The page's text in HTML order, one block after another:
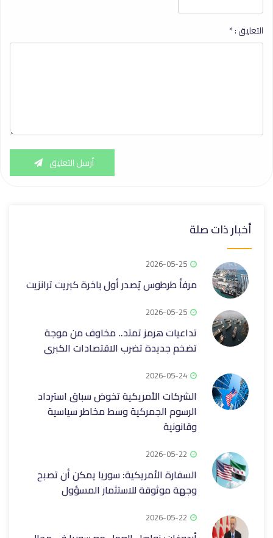
التعليق :*
أرسل التعليق
أخبار ذات صلة
2026-05-25
مرفأ طرطوس يُصدر أول باخرة كبريت ترانزيت
2026-05-25
تداعيات هرمز تمتد.. مخاوف من موجة
تضخم جديدة تضرب الاقتصادات الكبرى
2026-05-24
الشركات الأمريكية تخوض سباق استرداد
الرسوم الجمركية وسط مخاطر سياسية
وقانونية
2026-05-22
السفارة الأمريكية: سوريا يمكن أن تصبح
وجهة موثوقة للاستثمار المسؤول
2026-05-22